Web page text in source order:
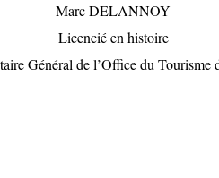
Marc DELANNOY
Licencié en histoire
Général de l’Office du Tourisme